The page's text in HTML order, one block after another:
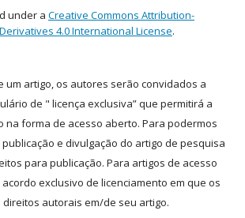
under a Creative Commons Attribution-
4.0 International License.
um artigo, os autores serão convidados a
de " licença exclusiva” que permitirá a
na forma de acesso aberto. Para podermos
e divulgação do artigo de pesquisa
para publicação. Para artigos de acesso
exclusivo de licenciamento em que os
autorais em/de seu artigo.